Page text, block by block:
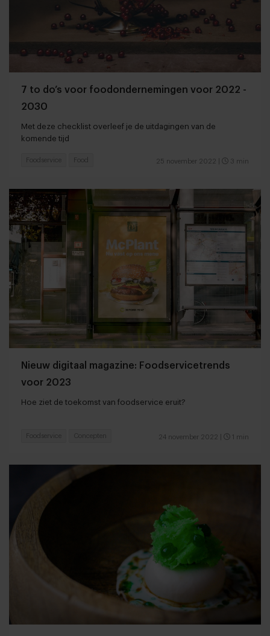
7 to do’s voor foodondernemingen voor 2022 -
2030
Met deze checklist overleef je de uitdagingen van de
komende tijd
25 november 2022 3 min
Foodservice Food
Nieuw digitaal magazine: Foodservicetrends
voor 2023
Hoe ziet de toekomst van foodservice eruit?
24 november 2022 1 min
Foodservice Concepten